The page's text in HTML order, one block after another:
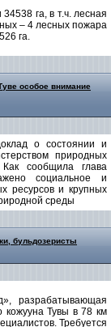
га, в т.ч. лесная
– 4 лесных пожара
га.
особое внимание
о состоянии и
природных
сообщила глава
социальное и
ресурсов и крупных
среды
бульдозеристы
разрабатывающая
кожууна Тувы в 78 км
Требуется